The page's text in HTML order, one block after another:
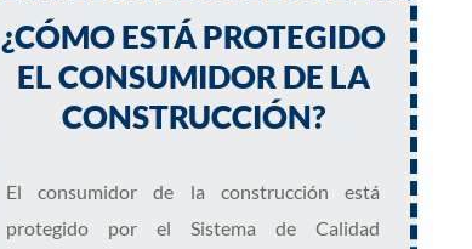
¿CÓMO ESTÁ PROTEGIDO
EL CONSUMIDOR DE LA
CONSTRUCCIÓN?
El consumidor de la construcción está
protegido por el Sistema de Calidad